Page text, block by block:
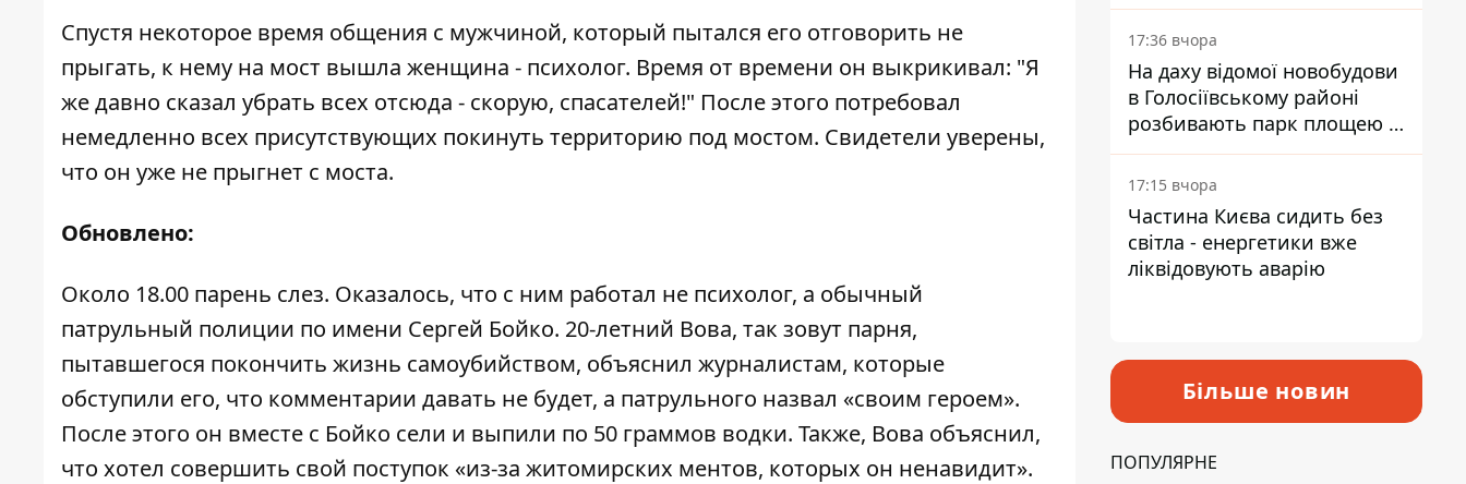
Спустя некоторое время общения с мужчиной, который пытался его отговорить не
прыгать, к нему на мост вышла женщина - психолог. Время от времени он выкрикивал: "Я
же давно сказал убрать всех отсюда - скорую, спасателей!" После этого потребовал
немедленно всех присутствующих покинуть территорию под мостом. Свидетели уверены,
что он уже не прыгнет с моста.
Обновлено:
Около 18.00 парень слез. Оказалось, что с ним работал не психолог, а обычный
патрульный полиции по имени Сергей Бойко. 20-летний Вова, так зовут парня,
пытавшегося покончить жизнь самоубийством, объяснил журналистам, которые
обступили его, что комментарии давать не будет, а патрульного назвал «своим героем».
После этого он вместе с Бойко сели и выпили по 50 граммов водки. Также, Вова объяснил,
что хотел совершить свой поступок «из-за житомирских ментов, которых он ненавидит».
17:36 вчора
На даху відомої новобудови
в Голосіївському районі
розбивають парк площею в
гектар
17:15 вчора
Частина Києва сидить без
світла - енергетики вже
ліквідовують аварію
Більше новин
ПОПУЛЯРНЕ